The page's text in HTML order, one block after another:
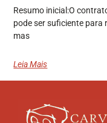
Resumo inicial:O
pode ser suficiente para
mas
Leia Mais